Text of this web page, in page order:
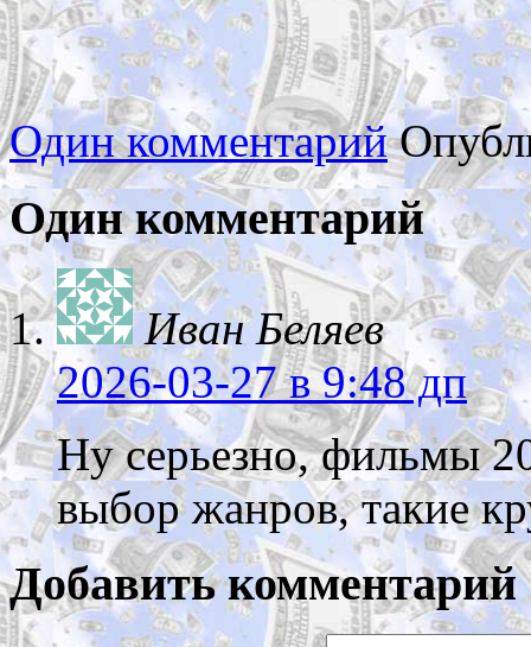
Один комментарий
Один комментарий
Иван Беляев
2026-03-27в 9:48 дп
Ну серьезно, фильмы
выбор жанров, такие
Добавить комментарий